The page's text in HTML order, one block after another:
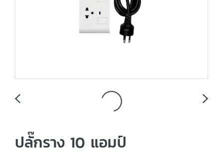
ปลั๊กราง 10 แอมป์